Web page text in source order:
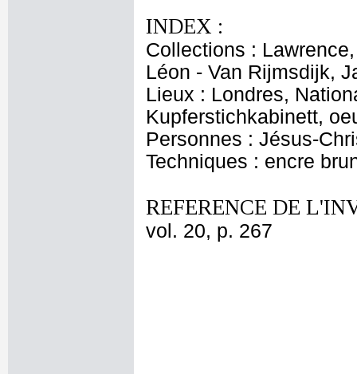
INDEX :
Collections :
Léon - Van Rijmsdijk,
Lieux : Londres,
Kupferstichkabinett,
Personnes : Jésus-
Techniques : encre
REFERENCE DE
vol. 20, p. 267